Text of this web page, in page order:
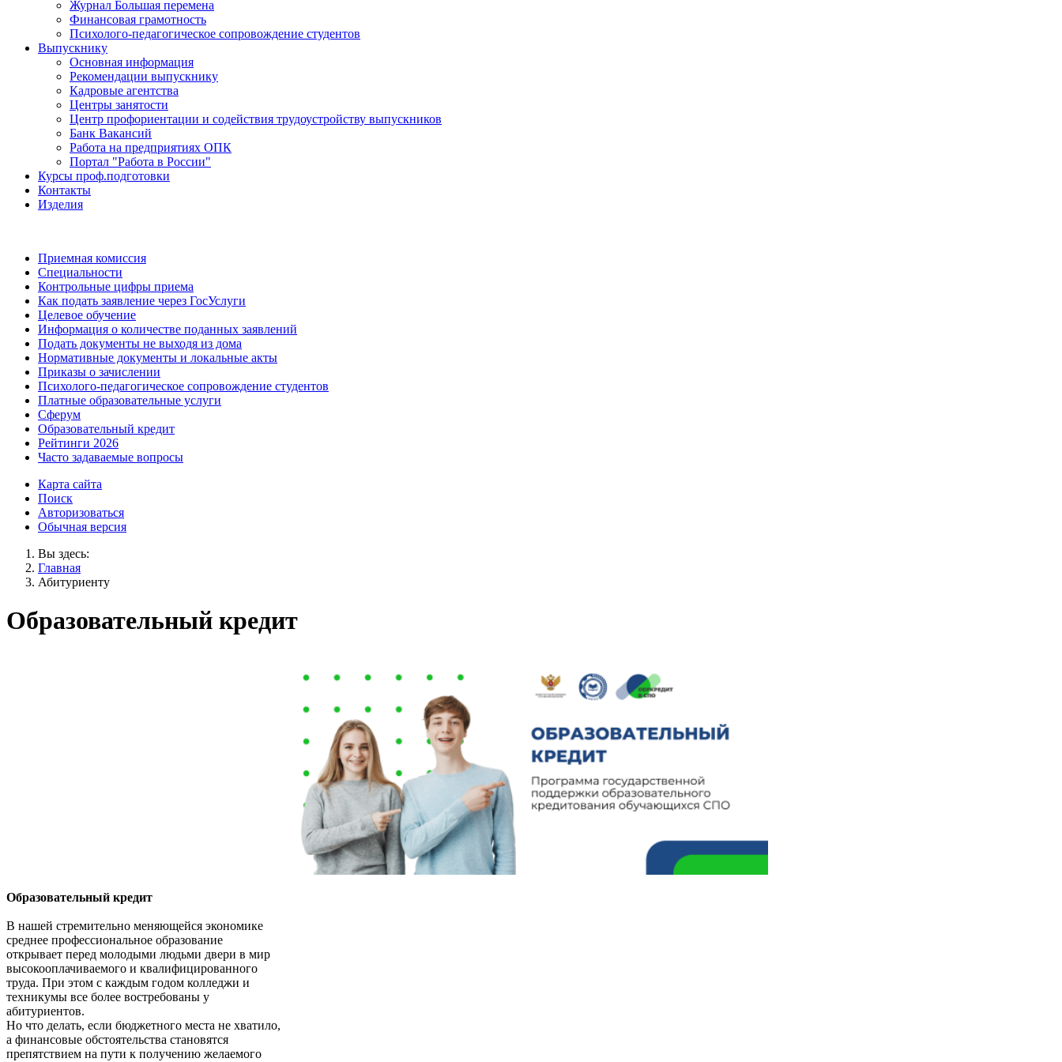
Журнал Большая перемена
Финансовая грамотность
Психолого-педагогическое сопровождение студентов
Выпускнику
Основная информация
Рекомендации выпускнику
Кадровые агентства
Центры занятости
Центр профориентации и содействия трудоустройству выпускников
Банк Вакансий
Работа на предприятиях ОПК
Портал "Работа в России"
Курсы проф.подготовки
Контакты
Изделия
Приемная комиссия
Специальности
Контрольные цифры приема
Как подать заявление через ГосУслуги
Целевое обучение
Информация о количестве поданных заявлений
Подать документы не выходя из дома
Нормативные документы и локальные акты
Приказы о зачислении
Психолого-педагогическое сопровождение студентов
Платные образовательные услуги
Сферум
Образовательный кредит
Рейтинги 2026
Часто задаваемые вопросы
Карта сайта
Поиск
Авторизоваться
Обычная версия
Вы здесь:
Главная
Абитуриенту
Образовательный кредит
Образовательный кредит
В нашей стремительно меняющейся экономике
среднее профессиональное образование
открывает перед молодыми людьми двери в мир
высокооплачиваемого и квалифицированного
труда. При этом с каждым годом колледжи и
техникумы все более востребованы у
абитуриентов.
Но что делать, если бюджетного места не хватило,
а финансовые обстоятельства становятся
препятствием на пути к получению желаемого